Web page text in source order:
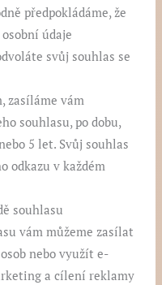
předpokládáme, že
údaje
svůj souhlas se
zasíláme vám
souhlasu, po dobu,
5 let. Svůj souhlas
odkazu v každém
souhlasu
vám můžeme zasílat
nebo využít e-
a cílení reklamy